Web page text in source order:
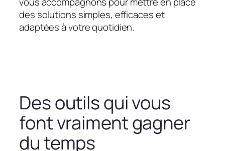
des solutions simples, efficaces et
adaptées à votre quotidien.
Des outils qui vous
font vraiment gagner
du temps